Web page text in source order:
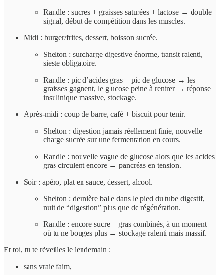
Randle : sucres + graisses saturées + lactose → double
signal, début de compétition dans les muscles.
Midi : burger/frites, dessert, boisson sucrée.
Shelton : surcharge digestive énorme, transit ralenti,
sieste obligatoire.
Randle : pic d’acides gras + pic de glucose → les
graisses gagnent, le glucose peine à rentrer → réponse
insulinique massive, stockage.
Après-midi : coup de barre, café + biscuit pour tenir.
Shelton : digestion jamais réellement finie, nouvelle
charge sucrée sur une fermentation en cours.
Randle : nouvelle vague de glucose alors que les acides
gras circulent encore → pancréas en tension.
Soir : apéro, plat en sauce, dessert, alcool.
Shelton : dernière balle dans le pied du tube digestif,
nuit de “digestion” plus que de régénération.
Randle : encore sucre + gras combinés, à un moment
où tu ne bouges plus → stockage ralenti mais massif.
Et toi, tu te réveilles le lendemain :
sans vraie faim,